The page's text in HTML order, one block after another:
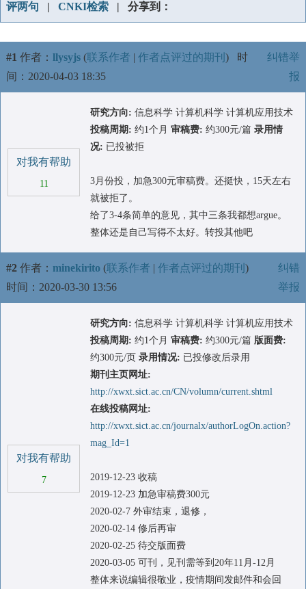
评两句 | CNKI检索 | 分享到：
#1 作者： llysyjs (联系作者 | 作者点评过的期刊 ) 时
间：2020-04-03 18:35
纠错举
报
对我有帮助
11
研究方向: 信息科学 计算机科学 计算机应用技术
投稿周期: 约1个月 审稿费: 约300元/篇 录用情
况: 已投被拒
3月份投，加急300元审稿费。还挺快，15天左右
就被拒了。
给了3-4条简单的意见，其中三条我都想argue。
整体还是自己写得不太好。转投其他吧
#2 作者： minekirito (联系作者 | 作者点评过的期刊 )
时间：2020-03-30 13:56
纠错
举报
对我有帮助
7
研究方向: 信息科学 计算机科学 计算机应用技术
投稿周期: 约1个月 审稿费: 约300元/篇 版面费:
约300元/页 录用情况: 已投修改后录用
期刊主页网址:
http://xwxt.sict.ac.cn/CN/volumn/current.shtml
在线投稿网址:
http://xwxt.sict.ac.cn/journalx/authorLogOn.action?
mag_Id=1
2019-12-23 收稿
2019-12-23 加急审稿费300元
2020-02-7 外审结束，退修，
2020-02-14 修后再审
2020-02-25 待交版面费
2020-03-05 可刊，见刊需等到20年11月-12月
整体来说编辑很敬业，疫情期间发邮件和会回